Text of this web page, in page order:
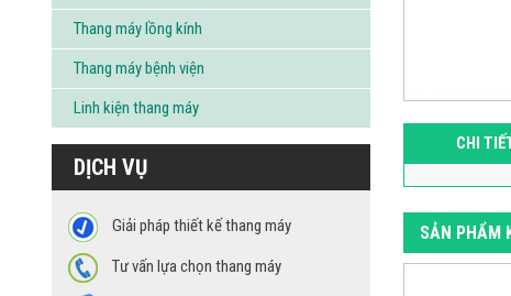
CHI
SẢN PHẨM
Thang máy lồng kính
Thang máy bệnh viện
Linh kiện thang máy
DỊCH VỤ
Giải pháp thiết kế thang máy
Tư vấn lựa chọn thang máy